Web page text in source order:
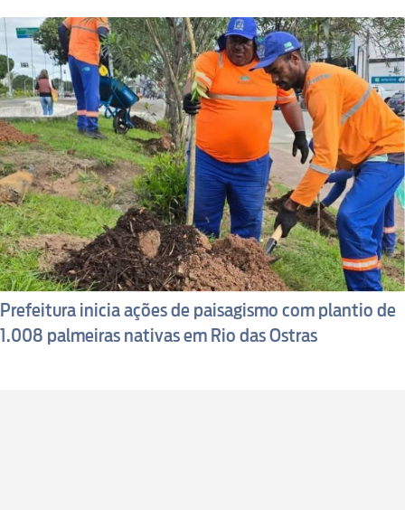
Prefeitura inicia ações de paisagismo com plantio de
1.008 palmeiras nativas em Rio das Ostras